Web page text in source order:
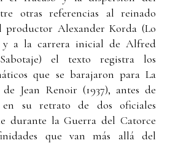
otras referencias al reinado
productor Alexander Korda (Lo
y a la carrera inicial de Alfred
el texto registra los
que se barajaron para La
Jean Renoir (1937), antes de
en su retrato de dos oficiales
durante la Guerra del Catorce
que van más allá del